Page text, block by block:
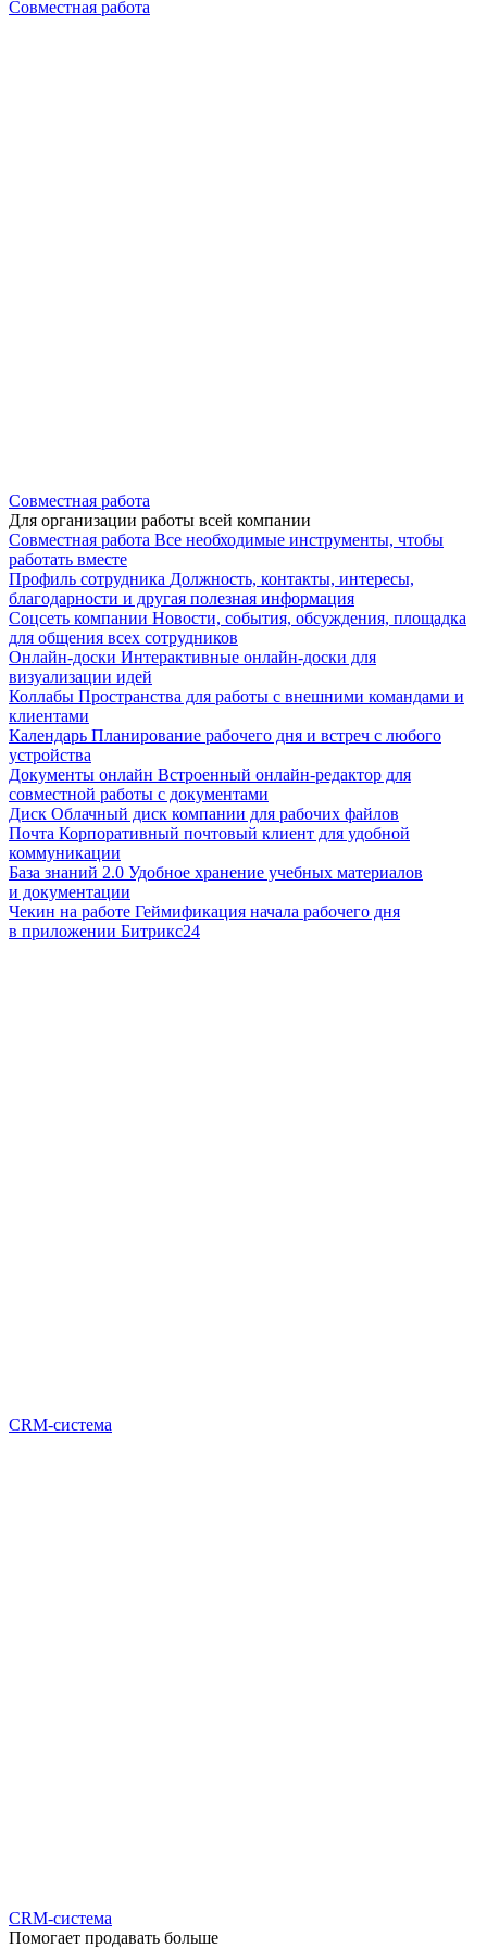
Совместная работа
Совместная работа
Для организации работы всей компании
Совместная работа Все необходимые инструменты, чтобы
работать вместе
Профиль сотрудника Должность, контакты, интересы,
благодарности и другая полезная информация
Соцсеть компании Новости, события, обсуждения, площадка
для общения всех сотрудников
Онлайн-доски Интерактивные онлайн-доски для
визуализации идей
Коллабы Пространства для работы с внешними командами и
клиентами
Календарь Планирование рабочего дня и встреч с любого
устройства
Документы онлайн Встроенный онлайн-редактор для
совместной работы с документами
Диск Облачный диск компании для рабочих файлов
Почта Корпоративный почтовый клиент для удобной
коммуникации
База знаний 2.0 Удобное хранение учебных материалов
и документации
Чекин на работе Геймификация начала рабочего дня
в приложении Битрикс24
CRM-система
CRM-система
Помогает продавать больше